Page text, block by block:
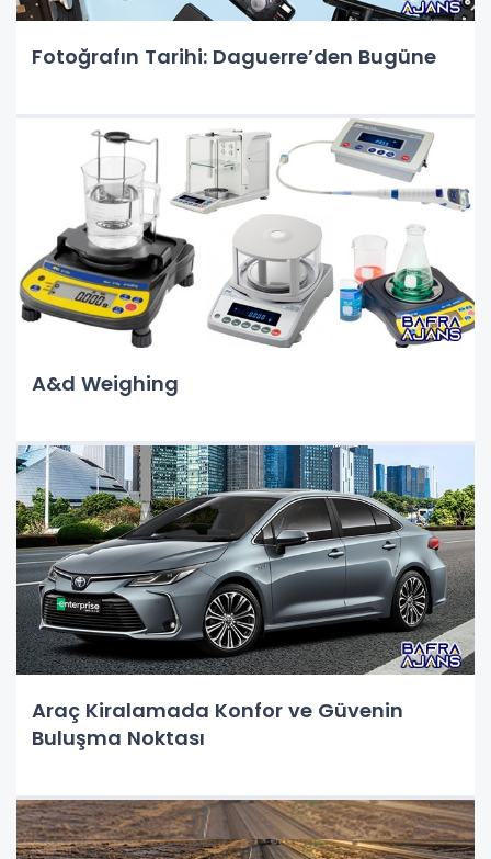
Fotoğrafın Tarihi: Daguerre’den Bugüne
A&d Weighing
Araç Kiralamada Konfor ve Güvenin
Buluşma Noktası